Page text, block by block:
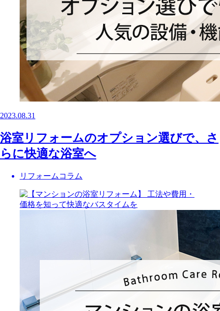
2023.08.31
浴室リフォームのオプション選びで、さ
らに快適な浴室へ
リフォームコラム